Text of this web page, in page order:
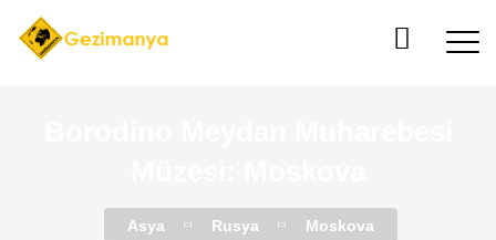
Asya Rusya Moskova